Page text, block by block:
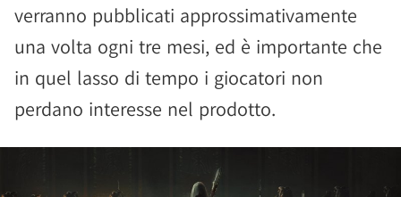
verranno pubblicati approssimativamente
una volta ogni tre mesi, ed è importante che
in quel lasso di tempo i giocatori non
perdano interesse nel prodotto.